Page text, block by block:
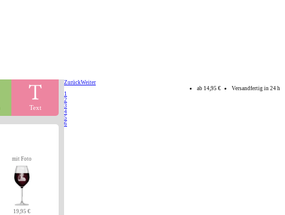
ab 14,95 € Versandfertig in 24 h
Text
mit Foto
19,95 €
ZurückWeiter
1
2
3
4
5
6